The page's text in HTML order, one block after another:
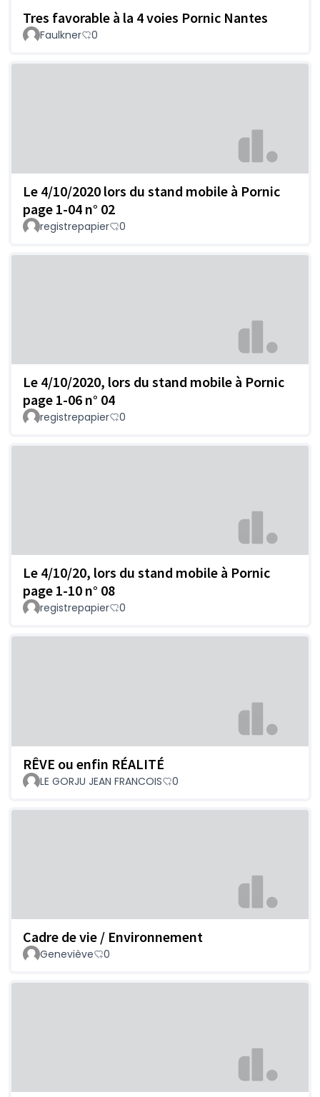
Tres favorable à la 4 voies Pornic Nantes
Faulkner 0
Le 4/10/2020 lors du stand mobile à Pornic
page 1-04 n° 02
registrepapier 0
Le 4/10/2020, lors du stand mobile à Pornic
page 1-06 n° 04
registrepapier 0
Le 4/10/20, lors du stand mobile à Pornic
page 1-10 n° 08
registrepapier 0
RÊVE ou enfin RÉALITÉ
LE GORJU JEAN FRANCOIS 0
Cadre de vie / Environnement
Geneviève 0